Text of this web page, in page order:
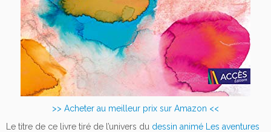
>> Acheter au meilleur prix sur Amazon <<
Le titre de ce livre tiré de l’univers du dessin animé Les aventures